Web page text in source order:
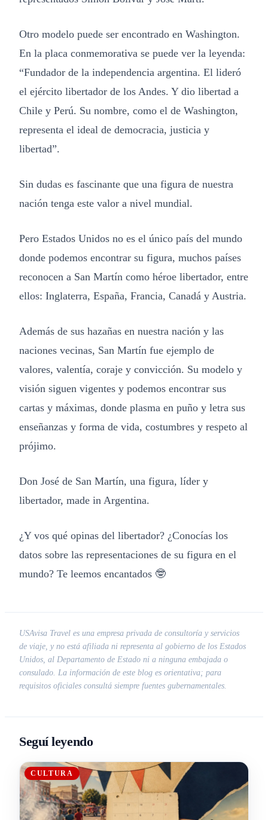
Otro modelo puede ser encontrado en Washington.
En la placa conmemorativa se puede ver la leyenda:
“Fundador de la independencia argentina. El lideró
el ejército libertador de los Andes. Y dio libertad a
Chile y Perú. Su nombre, como el de Washington,
representa el ideal de democracia, justicia y
libertad”.
Sin dudas es fascinante que una figura de nuestra
nación tenga este valor a nivel mundial.
Pero Estados Unidos no es el único país del mundo
donde podemos encontrar su figura, muchos países
reconocen a San Martín como héroe libertador, entre
ellos: Inglaterra, España, Francia, Canadá y Austria.
Además de sus hazañas en nuestra nación y las
naciones vecinas, San Martín fue ejemplo de
valores, valentía, coraje y convicción. Su modelo y
visión siguen vigentes y podemos encontrar sus
cartas y máximas, donde plasma en puño y letra sus
enseñanzas y forma de vida, costumbres y respeto al
prójimo.
Don José de San Martín, una figura, líder y
libertador, made in Argentina.
¿Y vos qué opinas del libertador? ¿Conocías los
datos sobre las representaciones de su figura en el
mundo? Te leemos encantados 🤓
USAvisa Travel es una empresa privada de consultoría y servicios
de viaje, y no está afiliada ni representa al gobierno de los Estados
Unidos, al Departamento de Estado ni a ninguna embajada o
consulado. La información de este blog es orientativa; para
requisitos oficiales consultá siempre fuentes gubernamentales.
Seguí leyendo
CULTURA